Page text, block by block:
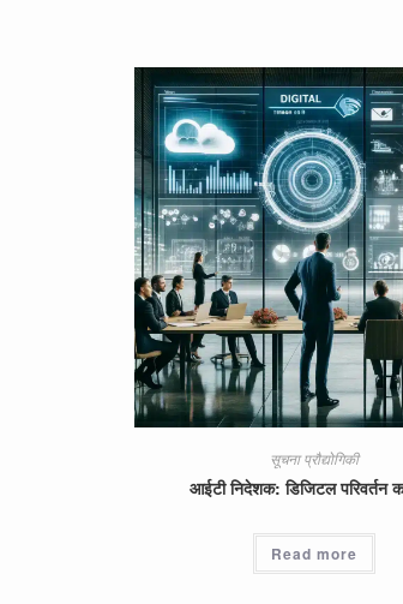
सूचना प्रौद्योगिकी
आईटी निदेशक: डिजिटल परिवर्तन
Read more